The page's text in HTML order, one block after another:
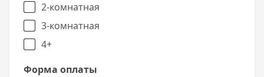
2-комнатная
3-комнатная
4+
Форма оплаты